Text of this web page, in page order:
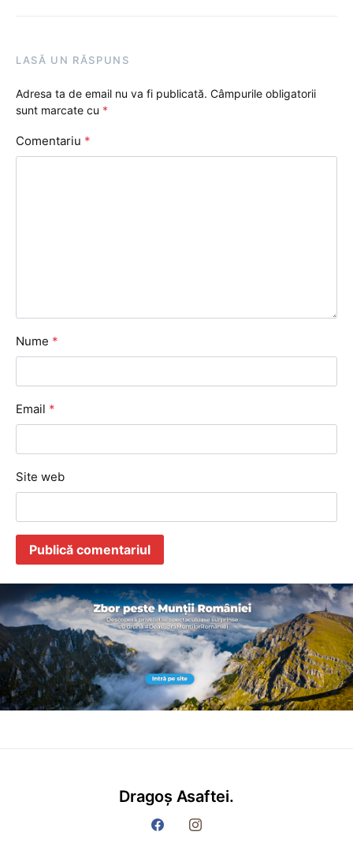
LASĂ UN RĂSPUNS
Adresa ta de email nu va fi publicată. Câmpurile obligatorii
sunt marcate cu *
Comentariu *
Nume *
Email *
Site web
Dragoș Asaftei.